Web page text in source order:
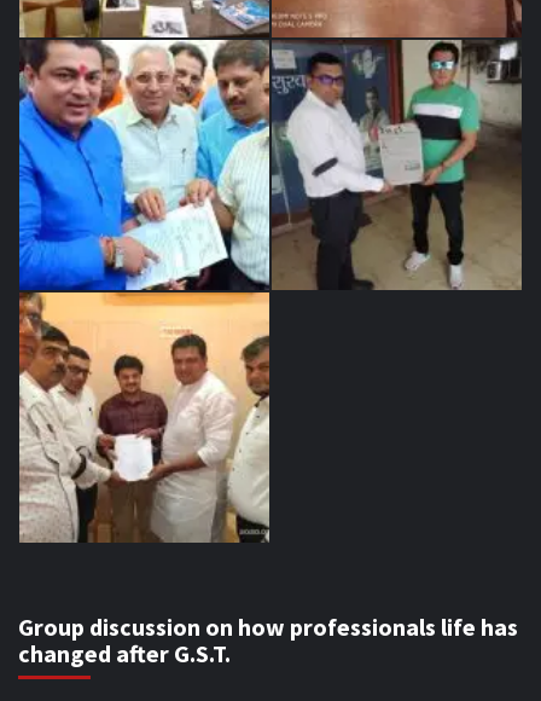
Group discussion on how professionals life has
changed after G.S.T.